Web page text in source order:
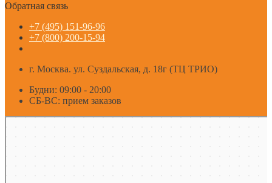
Обратная связь
+7 (495) 151-96-96
+7 (800) 200-15-94
г. Москва. ул. Суздальская, д. 18г (ТЦ ТРИО)
Будни: 09:00 - 20:00
СБ-ВС: прием заказов